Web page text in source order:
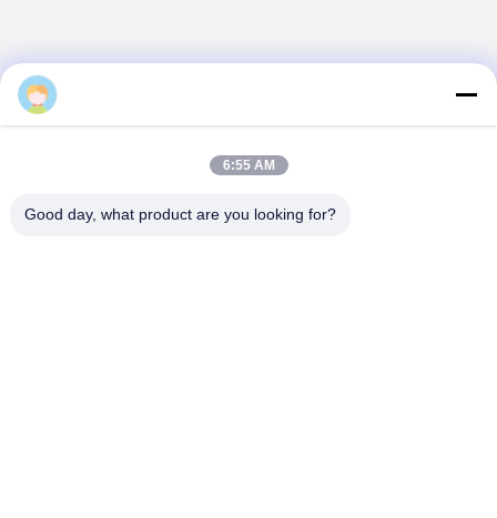
6:55 AM
Good day, what product are you looking for?